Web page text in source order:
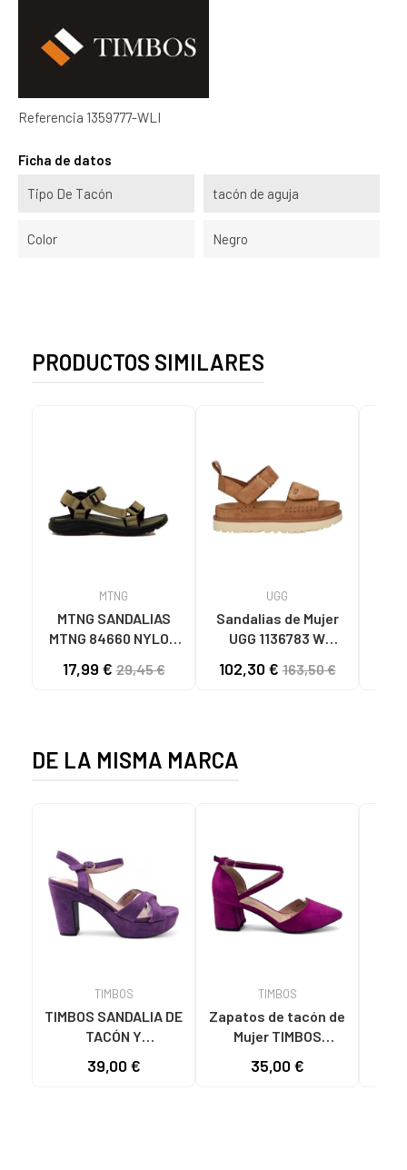
Referencia 1359777-WLI
Ficha de datos
Tipo De Tacón tacón de aguja
Color Negro
PRODUCTOS SIMILARES
MTNG
MTNG SANDALIAS
MTNG 84660 NYLON
C59785 - - NYLON
17,99 €29,45 €
UGG
Sandalias de Mujer
UGG 1136783 W
CHESTNUT
102,30 €163,50 €
DE LA MISMA MARCA
TIMBOS
TIMBOS SANDALIA DE
TACÓN Y
MODELO 131423
39,00 €
TIMBOS
Zapatos de tacón de
Mujer TIMBOS
VESTIR MUJER
35,00 €